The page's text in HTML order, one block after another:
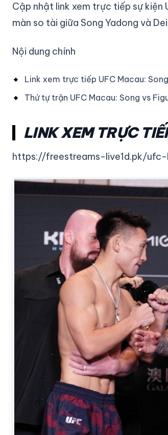
Cập nhật link xem trực tiếp sự
màn so tài giữa Song Yadong và
Nội dung chính
Link xem trực tiếp UFC Macau:
Thứ tự trận UFC Macau: Song vs
LINK XEM TRỰC
https://freestreams-live1d.pk/